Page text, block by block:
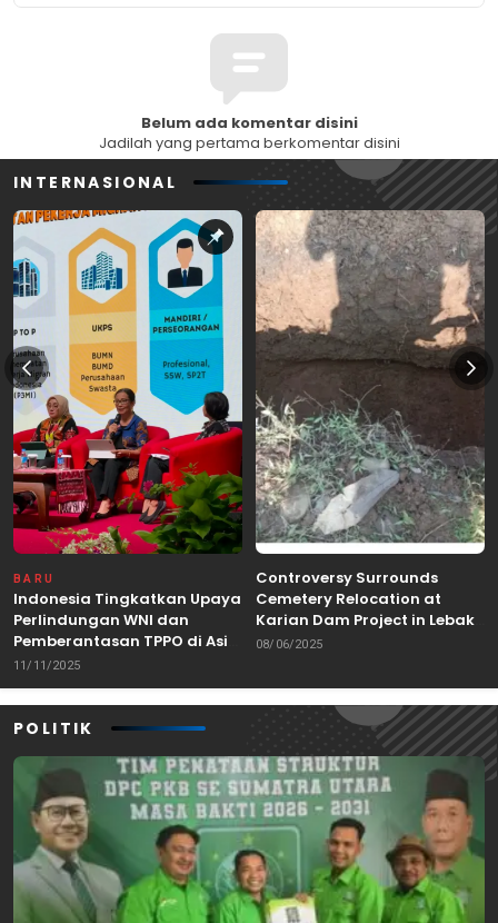
Belum ada komentar disini
Jadilah yang pertama berkomentar disini
INTERNASIONAL
BARU
Indonesia Tingkatkan Upaya
Perlindungan WNI dan
Pemberantasan TPPO di Asia
Tenggara
11/11/2025
Controversy Surrounds
Cemetery Relocation at
Karian Dam Project in Lebak,
Banten
08/06/2025
POLITIK